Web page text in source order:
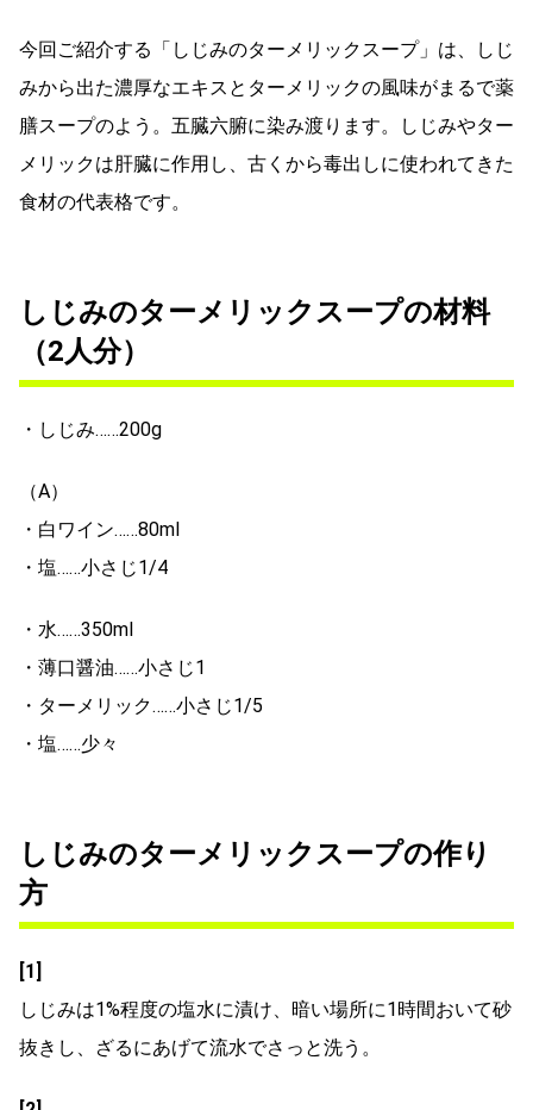
今回ご紹介する「しじみのターメリックスープ」は、しじ
みから出た濃厚なエキスとターメリックの風味がまるで薬
膳スープのよう。五臓六腑に染み渡ります。しじみやター
メリックは肝臓に作用し、古くから毒出しに使われてきた
食材の代表格です。
しじみのターメリックスープの材料
（2人分）
・しじみ……200g
（A）
・白ワイン……80ml
・塩……小さじ1/4
・水……350ml
・薄口醤油……小さじ1
・ターメリック……小さじ1/5
・塩……少々
しじみのターメリックスープの作り
方
[1]
しじみは1%程度の塩水に漬け、暗い場所に1時間おいて砂
抜きし、ざるにあげて流水でさっと洗う。